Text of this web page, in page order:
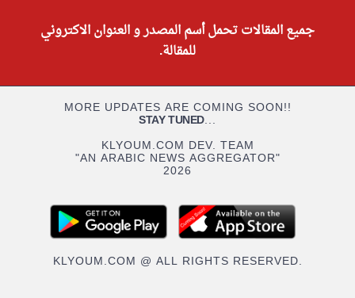
جميع المقالات تحمل أسم المصدر و العنوان الاكتروني
للمقالة.
MORE UPDATES ARE COMING SOON!!
STAY TUNED...
KLYOUM.COM DEV. TEAM
"AN ARABIC NEWS AGGREGATOR"
2026
KLYOUM.COM @ ALL RIGHTS RESERVED.